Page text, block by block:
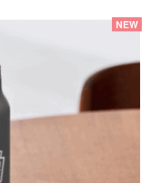
NEW